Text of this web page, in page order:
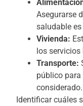
Asegurarse
saludable
Vivienda:
los
Transporte:
público para
considerado.
Identificar cuáles